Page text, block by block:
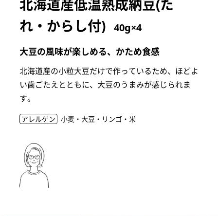
北海道産低温熟成納豆(た
れ・からし付)
40g×4
大豆の風味が楽しめる、かため食感
北海道産の小粒大豆だけで作っているため、ほどよ
い歯ごたえとともに、大豆のうまみが感じられま
す。
アレルゲン 小麦・大豆・リンゴ・米